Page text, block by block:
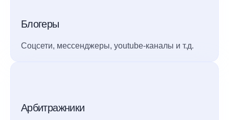
Блогеры
Соцсети, мессенджеры, youtube-каналы и т.д.
Арбитражники